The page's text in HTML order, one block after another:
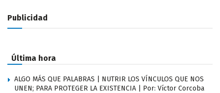
Publicidad
Última hora
ALGO MÁS QUE PALABRAS | NUTRIR LOS VÍNCULOS QUE NOS
UNEN; PARA PROTEGER LA EXISTENCIA | Por: Víctor Corcoba